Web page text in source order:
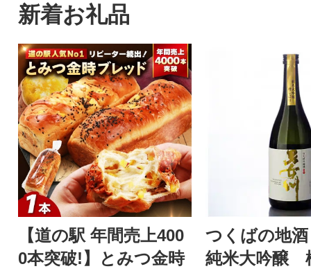
新着お礼品
【道の駅 年間売上400
0本突破!】とみつ金時
つくばの地
純米大吟醸